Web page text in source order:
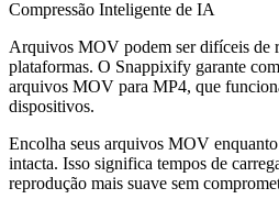
Compressão Inteligente de IA
Arquivos MOV podem ser difíceis de
plataformas. O Snappixify garante
arquivos MOV para MP4, que
dispositivos.
Encolha seus arquivos MOV
intacta. Isso significa tempos de
reprodução mais suave sem